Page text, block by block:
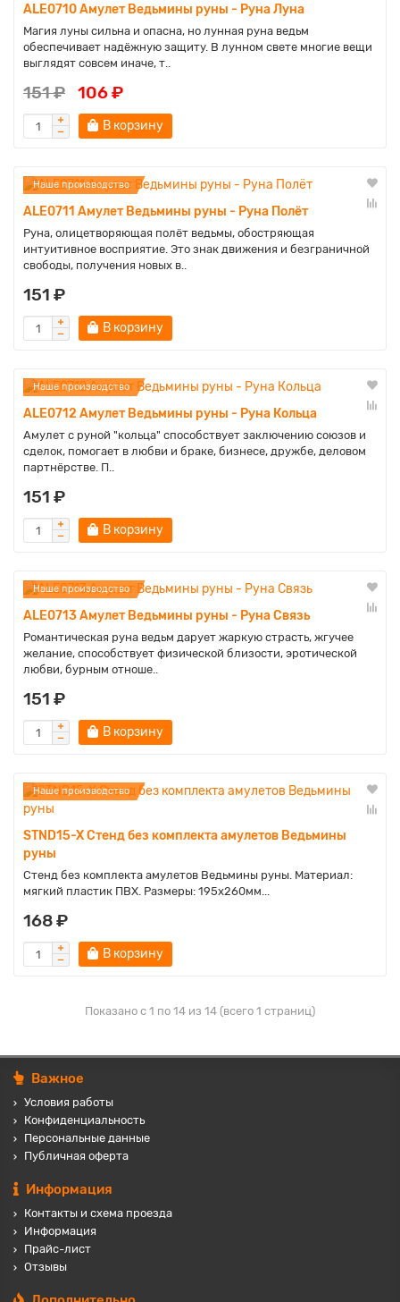
ALE0710 Амулет Ведьмины руны - Руна Луна
Магия луны сильна и опасна, но лунная руна ведьм
обеспечивает надёжную защиту. В лунном свете многие вещи
выглядят совсем иначе, т..
151 ₽ 106 ₽
В корзину
Наше производство
ALE0711 Амулет Ведьмины руны - Руна Полёт
Руна, олицетворяющая полёт ведьмы, обостряющая
интуитивное восприятие. Это знак движения и безграничной
свободы, получения новых в..
151 ₽
В корзину
Наше производство
ALE0712 Амулет Ведьмины руны - Руна Кольца
Амулет с руной "кольца" способствует заключению союзов и
сделок, помогает в любви и браке, бизнесе, дружбе, деловом
партнёрстве. П..
151 ₽
В корзину
Наше производство
ALE0713 Амулет Ведьмины руны - Руна Связь
Романтическая руна ведьм дарует жаркую страсть, жгучее
желание, способствует физической близости, эротической
любви, бурным отноше..
151 ₽
В корзину
Наше производство
STND15-X Стенд без комплекта амулетов Ведьмины
руны
Стенд без комплекта амулетов Ведьмины руны. Материал:
мягкий пластик ПВХ. Размеры: 195х260мм...
168 ₽
В корзину
Показано с 1 по 14 из 14 (всего 1 страниц)
Важное
Условия работы
Конфиденциальность
Персональные данные
Публичная оферта
Информация
Контакты и схема проезда
Информация
Прайс-лист
Отзывы